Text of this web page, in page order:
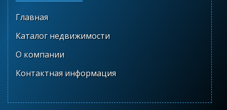
Главная
Каталог недвижимости
О компании
Контактная информация